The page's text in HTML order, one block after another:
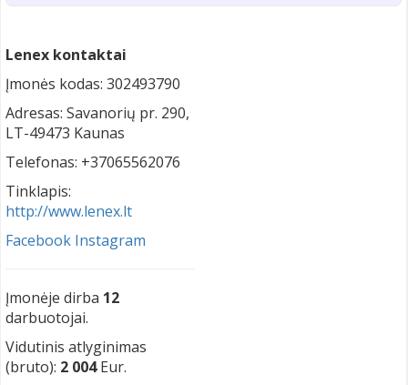
Lenex kontaktai
Įmonės kodas: 302493790
Adresas: Savanorių pr. 290,
LT-49473 Kaunas
Telefonas: +37065562076
Tinklapis:
http://www.lenex.lt
Facebook Instagram
Įmonėje dirba 12
darbuotojai.
Vidutinis atlyginimas
(bruto): 2 004Eur.